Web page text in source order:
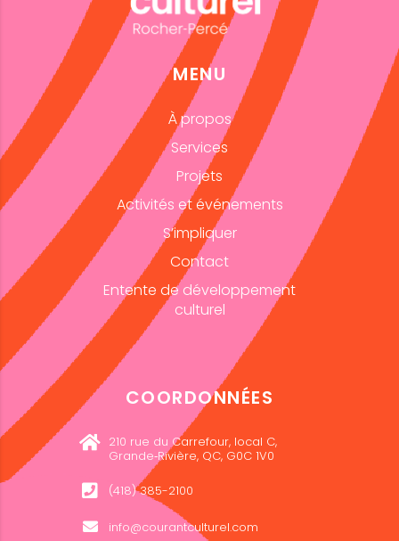
MENU
À propos
Services
Projets
Activités et événements
S’impliquer
Contact
Entente de développement
culturel
COORDONNÉES
210 rue du Carrefour, local C,
Grande‑Rivière, QC, G0C 1V0
(418) 385-2100
info@courantculturel.com